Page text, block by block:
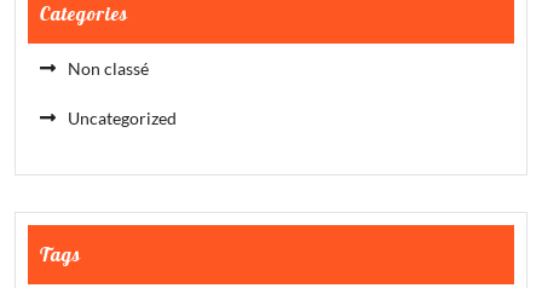
Categories
Non classé
Uncategorized
Tags